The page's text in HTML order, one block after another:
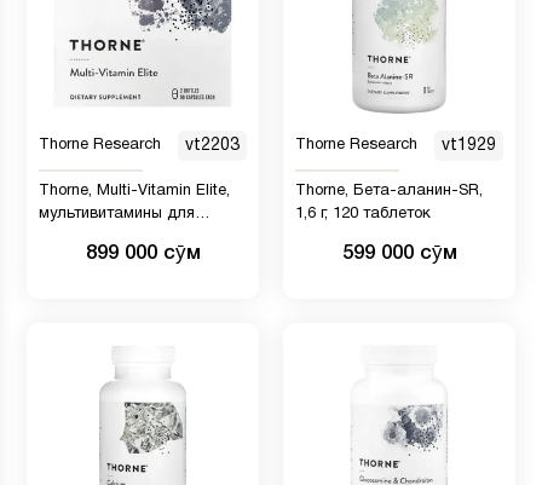
Thorne Research vt2203
Thorne, Multi-Vitamin Elite,
мультивитамины для
флакона, по 90 капсул
899 000 сӯм
Thorne Research vt1929
Thorne, Бета-аланин-SR,
1,6 г, 120 таблеток
599 000 сӯм